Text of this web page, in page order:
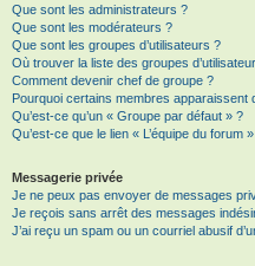
Que sont les administrateurs ?
Que sont les modérateurs ?
Que sont les groupes d’utilisateurs ?
Où trouver la liste des groupes
Comment devenir chef de groupe ?
Pourquoi certains membres apparaissent
Qu’est-ce qu’un « Groupe par défaut » ?
Qu’est-ce que le lien « L’équipe du forum
Messagerie privée
Je ne peux pas envoyer de messages
Je reçois sans arrêt des messages
J’ai reçu un spam ou un courriel abusif